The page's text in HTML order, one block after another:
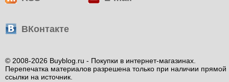
ВКонтакте
© 2008-2026 Buyblog.ru - Покупки в интернет-магазинах.
Перепечатка материалов разрешена только при наличии прямой
ссылки на источник.